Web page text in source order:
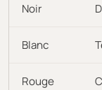
Noir
Blanc
Rouge